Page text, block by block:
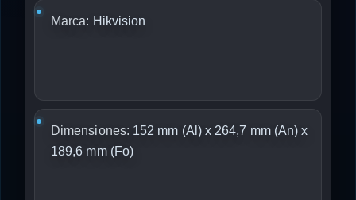
Marca: Hikvision
Dimensiones: 152 mm (Al) x 264,7 mm (An) x
189,6 mm (Fo)